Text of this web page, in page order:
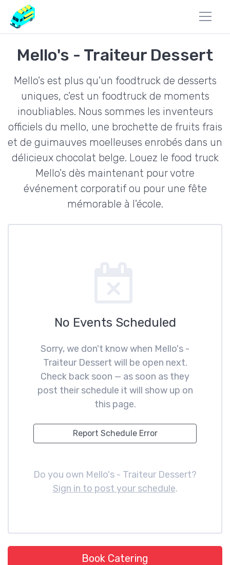
Mello's - Traiteur Dessert
Mello's est plus qu'un foodtruck de desserts
uniques, c'est un foodtruck de moments
inoubliables. Nous sommes les inventeurs
officiels du mello, une brochette de fruits frais
et de guimauves moelleuses enrobés dans un
délicieux chocolat belge. Louez le food truck
Mello's dès maintenant pour votre
événement corporatif ou pour une fête
mémorable à l'école.
No Events Scheduled
Sorry, we don't know when Mello's -
Traiteur Dessert will be open next.
Check back soon — as soon as they
post their schedule it will show up on
this page.
Report Schedule Error
Do you own Mello's - Traiteur Dessert?
Sign in to post your schedule.
Book Catering